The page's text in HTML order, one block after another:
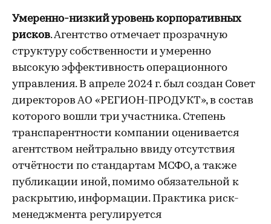
Умеренно-низкий уровень корпоративных
рисков. Агентство отмечает прозрачную
структуру собственности и умеренно
высокую эффективность операционного
управления. В апреле 2024 г. был создан Совет
директоров АО «РЕГИОН-ПРОДУКТ», в состав
которого вошли три участника. Степень
транспарентности компании оценивается
агентством нейтрально ввиду отсутствия
отчётности по стандартам МСФО, а также
публикации иной, помимо обязательной к
раскрытию, информации. Практика риск-
менеджмента регулируется